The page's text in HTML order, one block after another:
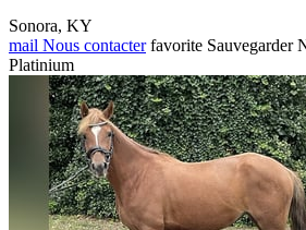
Sonora, KY
mail Nous contacter favorite Sauvegarder
Platinium